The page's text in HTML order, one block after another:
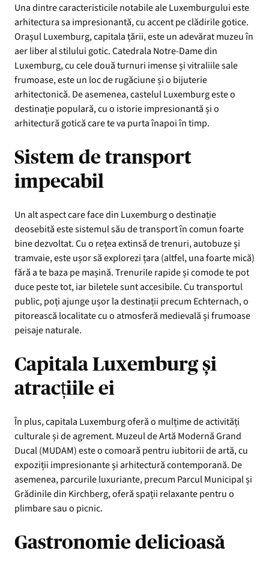
Una dintre caracteristicile notabile ale Luxemburgului este
arhitectura sa impresionantă, cu accent pe clădirile gotice.
Orașul Luxemburg, capitala țării, este un adevărat muzeu în
aer liber al stilului gotic. Catedrala Notre-Dame din
Luxemburg, cu cele două turnuri imense și vitraliile sale
frumoase, este un loc de rugăciune și o bijuterie
arhitectonică. De asemenea, castelul Luxemburg este o
destinație populară, cu o istorie impresionantă și o
arhitectură gotică care te va purta înapoi în timp.
Sistem de transport
impecabil
Un alt aspect care face din Luxemburg o destinație
deosebită este sistemul său de transport în comun foarte
bine dezvoltat. Cu o rețea extinsă de trenuri, autobuze și
tramvaie, este ușor să explorezi țara (altfel, una foarte mică)
fără a te baza pe mașină. Trenurile rapide și comode te pot
duce peste tot, iar biletele sunt accesibile. Cu transportul
public, poți ajunge ușor la destinații precum Echternach, o
pitorească localitate cu o atmosferă medievală și frumoase
peisaje naturale.
Capitala Luxemburg și
atracțiile ei
În plus, capitala Luxemburg oferă o mulțime de activități
culturale și de agrement. Muzeul de Artă Modernă Grand
Ducal (MUDAM) este o comoară pentru iubitorii de artă, cu
expoziții impresionante și arhitectură contemporană. De
asemenea, parcurile luxuriante, precum Parcul Municipal și
Grădinile din Kirchberg, oferă spații relaxante pentru o
plimbare sau o picnic.
Gastronomie delicioasă